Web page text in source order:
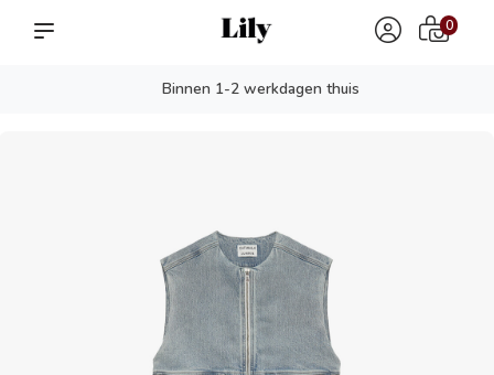
Binnen 1-2 werkdagen thuis
0